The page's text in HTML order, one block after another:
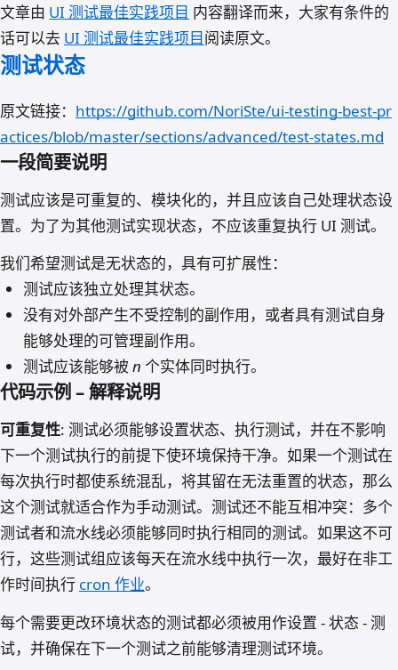
（一）：测试状态和不稳定的
测试
文章由 UI 测试最佳实践项目 内容翻译而来，大家有条件的
话可以去 UI 测试最佳实践项目阅读原文。
测试状态
原文链接： https://github.com/NoriSte/ui-testing-best-pr
actices/blob/master/sections/advanced/test-states.md
一段简要说明
测试应该是可重复的、模块化的，并且应该自己处理状态设
置。为了为其他测试实现状态，不应该重复执行 UI 测试。
我们希望测试是无状态的，具有可扩展性：
测试应该独立处理其状态。
没有对外部产生不受控制的副作用，或者具有测试自身
能够处理的可管理副作用。
测试应该能够被 n 个实体同时执行。
代码示例 – 解释说明
可重复性: 测试必须能够设置状态、执行测试，并在不影响
下一个测试执行的前提下使环境保持干净。如果一个测试在
每次执行时都使系统混乱，将其留在无法重置的状态，那么
这个测试就适合作为手动测试。测试还不能互相冲突：多个
测试者和流水线必须能够同时执行相同的测试。如果这不可
行，这些测试组应该每天在流水线中执行一次，最好在非工
作时间执行 cron 作业。
每个需要更改环境状态的测试都必须被用作设置 - 状态 - 测
试，并确保在下一个测试之前能够清理测试环境。